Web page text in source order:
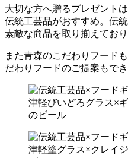
大切な方へ贈るプレゼント
伝統工芸品がおすすめ。伝
素敵な商品を取り揃えており
また青森のこだわりフード
だわりフードのご提案もでき
津軽びいどろグラス×
のビール
津軽塗グラス×クレイ